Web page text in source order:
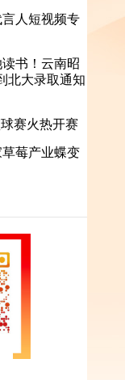
人短视频专
书！云南昭
北大录取通知
赛火热开赛
莓产业蝶变